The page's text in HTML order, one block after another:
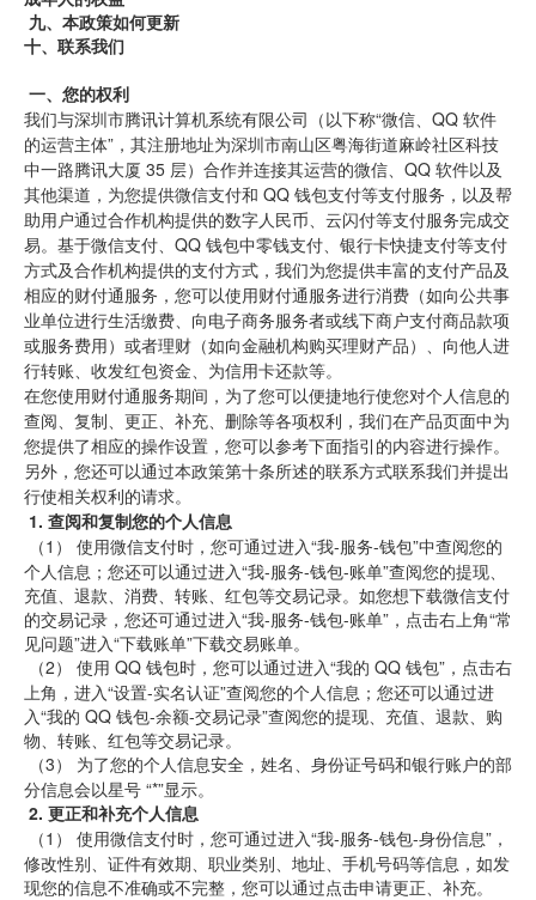
九、本政策如何更新
十、联系我们
一、您的权利
我们与深圳市腾讯计算机系统有限公司（以下称“微信、QQ 软件
的运营主体”，其注册地址为深圳市南山区粤海街道麻岭社区科技
中一路腾讯大厦 35 层）合作并连接其运营的微信、QQ 软件以及
其他渠道，为您提供微信支付和 QQ 钱包支付等支付服务，以及帮
助用户通过合作机构提供的数字人民币、云闪付等支付服务完成交
易。基于微信支付、QQ 钱包中零钱支付、银行卡快捷支付等支付
方式及合作机构提供的支付方式，我们为您提供丰富的支付产品及
相应的财付通服务，您可以使用财付通服务进行消费（如向公共事
业单位进行生活缴费、向电子商务服务者或线下商户支付商品款项
或服务费用）或者理财（如向金融机构购买理财产品）、向他人进
行转账、收发红包资金、为信用卡还款等。
在您使用财付通服务期间，为了您可以便捷地行使您对个人信息的
查阅、复制、更正、补充、删除等各项权利，我们在产品页面中为
您提供了相应的操作设置，您可以参考下面指引的内容进行操作。
另外，您还可以通过本政策第十条所述的联系方式联系我们并提出
行使相关权利的请求。
1. 查阅和复制您的个人信息
（1） 使用微信支付时，您可通过进入“我-服务-钱包”中查阅您的
个人信息；您还可以通过进入“我-服务-钱包-账单”查阅您的提现、
充值、退款、消费、转账、红包等交易记录。如您想下载微信支付
的交易记录，您还可通过进入“我-服务-钱包-账单”，点击右上角“常
见问题”进入“下载账单”下载交易账单。
（2） 使用 QQ 钱包时，您可以通过进入“我的 QQ 钱包”，点击右
上角，进入“设置-实名认证”查阅您的个人信息；您还可以通过进
入“我的 QQ 钱包-余额-交易记录”查阅您的提现、充值、退款、购
物、转账、红包等交易记录。
（3） 为了您的个人信息安全，姓名、身份证号码和银行账户的部
分信息会以星号 “*”显示。
2. 更正和补充个人信息
（1） 使用微信支付时，您可通过进入“我-服务-钱包-身份信息”，
修改性别、证件有效期、职业类别、地址、手机号码等信息，如发
现您的信息不准确或不完整，您可以通过点击申请更正、补充。